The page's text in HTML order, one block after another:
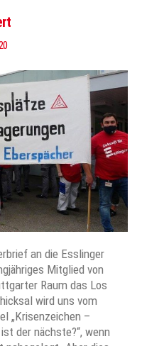
an die Esslinger
Mitglied von
Raum das Los
wird uns vom
„Krisenzeichen –
der nächste?“, wenn